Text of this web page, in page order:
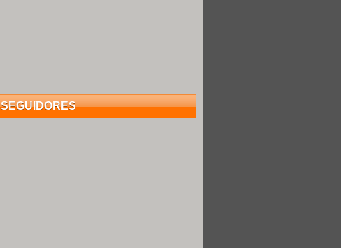
SEGUIDORES